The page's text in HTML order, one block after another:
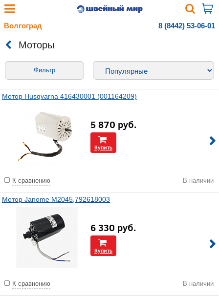
Волгоград 8 (8442) 53-06-01
Моторы
Фильтр
Мотор Husqvarna 416430001 (001164209)
5 870 руб.
Купить
К сравнению В наличии
Мотор Janome M2045,792618003
6 330 руб.
Купить
К сравнению В наличии